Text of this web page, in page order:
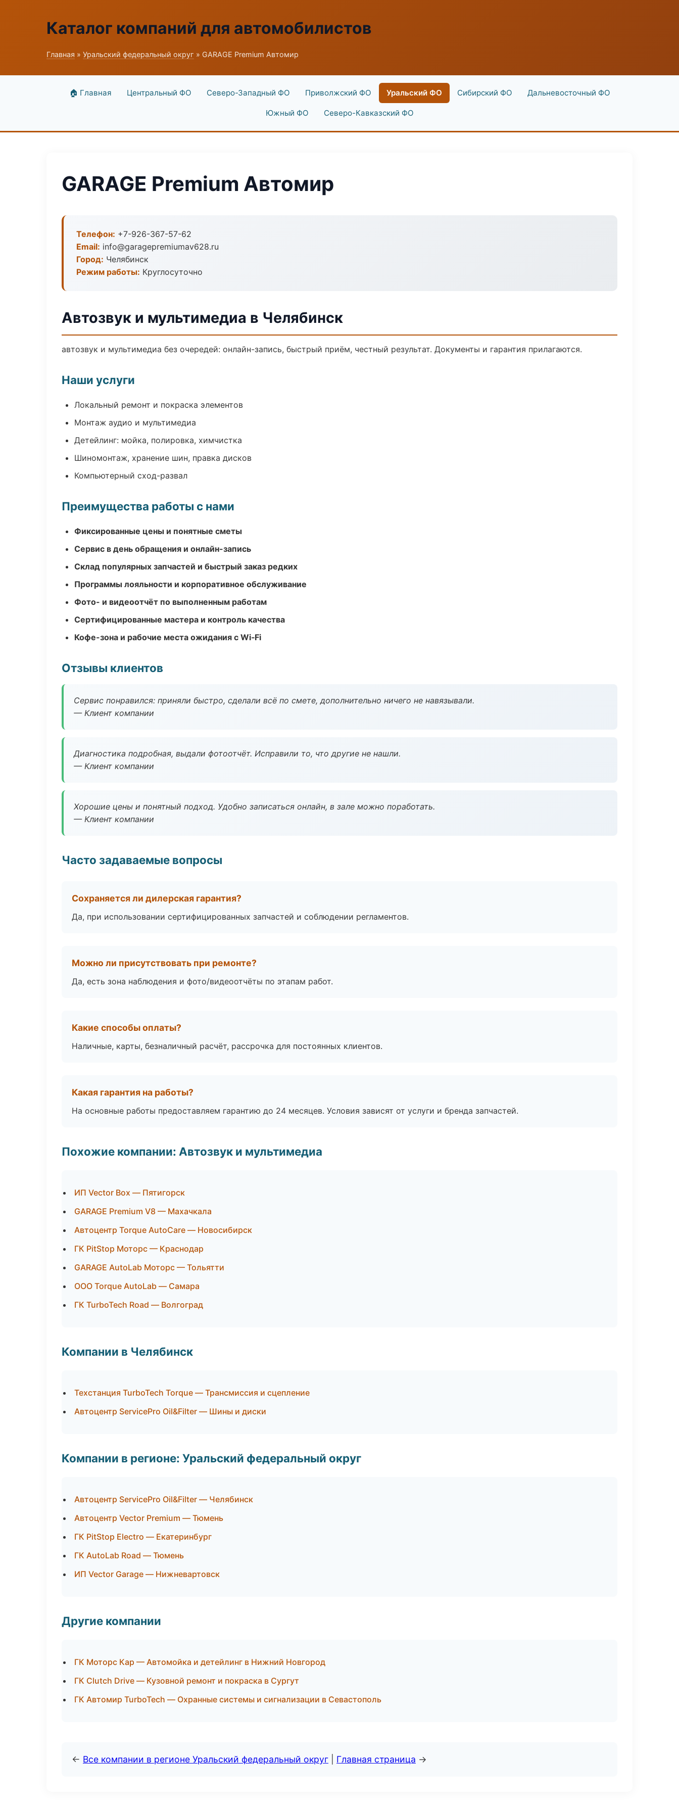
Каталог компаний для автомобилистов
Главная » Уральский федеральный округ » GARAGE Premium Автомир
🏠 Главная Центральный ФО Северо-Западный ФО Приволжский ФО Уральский ФО Сибирский ФО Дальневосточный ФО
Южный ФО Северо-Кавказский ФО
GARAGE Premium Автомир
Телефон: +7-926-367-57-62
Email: info@garagepremiumav628.ru
Город: Челябинск
Режим работы: Круглосуточно
Автозвук и мультимедиа в Челябинск
автозвук и мультимедиа без очередей: онлайн-запись, быстрый приём, честный результат. Документы и гарантия прилагаются.
Наши услуги
Локальный ремонт и покраска элементов
Монтаж аудио и мультимедиа
Детейлинг: мойка, полировка, химчистка
Шиномонтаж, хранение шин, правка дисков
Компьютерный сход-развал
Преимущества работы с нами
Фиксированные цены и понятные сметы
Сервис в день обращения и онлайн-запись
Склад популярных запчастей и быстрый заказ редких
Программы лояльности и корпоративное обслуживание
Фото- и видеоотчёт по выполненным работам
Сертифицированные мастера и контроль качества
Кофе-зона и рабочие места ожидания с Wi‑Fi
Отзывы клиентов
Сервис понравился: приняли быстро, сделали всё по смете, дополнительно ничего не навязывали.
— Клиент компании
Диагностика подробная, выдали фотоотчёт. Исправили то, что другие не нашли.
— Клиент компании
Хорошие цены и понятный подход. Удобно записаться онлайн, в зале можно поработать.
— Клиент компании
Часто задаваемые вопросы
Сохраняется ли дилерская гарантия?
Да, при использовании сертифицированных запчастей и соблюдении регламентов.
Можно ли присутствовать при ремонте?
Да, есть зона наблюдения и фото/видеоотчёты по этапам работ.
Какие способы оплаты?
Наличные, карты, безналичный расчёт, рассрочка для постоянных клиентов.
Какая гарантия на работы?
На основные работы предоставляем гарантию до 24 месяцев. Условия зависят от услуги и бренда запчастей.
Похожие компании: Автозвук и мультимедиа
ИП Vector Box — Пятигорск
GARAGE Premium V8 — Махачкала
Автоцентр Torque AutoCare — Новосибирск
ГК PitStop Моторс — Краснодар
GARAGE AutoLab Моторс — Тольятти
ООО Torque AutoLab — Самара
ГК TurboTech Road — Волгоград
Компании в Челябинск
Техстанция TurboTech Torque — Трансмиссия и сцепление
Автоцентр ServicePro Oil&Filter — Шины и диски
Компании в регионе: Уральский федеральный округ
Автоцентр ServicePro Oil&Filter — Челябинск
Автоцентр Vector Premium — Тюмень
ГК PitStop Electro — Екатеринбург
ГК AutoLab Road — Тюмень
ИП Vector Garage — Нижневартовск
Другие компании
ГК Моторс Кар — Автомойка и детейлинг в Нижний Новгород
ГК Clutch Drive — Кузовной ремонт и покраска в Сургут
ГК Автомир TurboTech — Охранные системы и сигнализации в Севастополь
← Все компании в регионе Уральский федеральный округ Главная страница →